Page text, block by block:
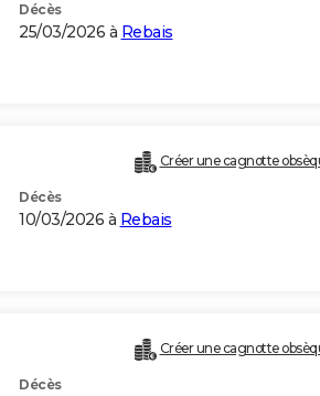
Décès
25/03/2026 à Rebais
Créer une cagnotte
Décès
10/03/2026 à Rebais
Créer une cagnotte
Décès